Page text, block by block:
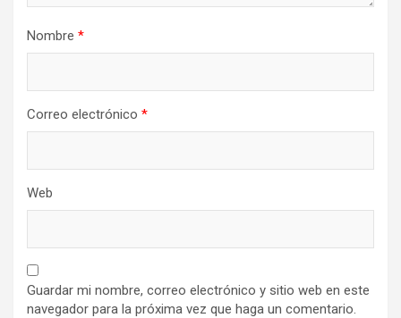
Nombre *
Correo electrónico *
Web
Guardar mi nombre, correo electrónico y sitio web en este
navegador para la próxima vez que haga un comentario.